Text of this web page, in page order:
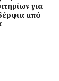
για
από